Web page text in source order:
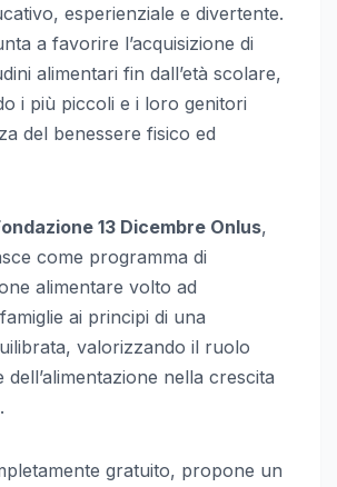
esperienziale e divertente.
a favorire l’acquisizione di
alimentari fin dall’età scolare,
i più piccoli e i loro genitori
del benessere fisico ed
13 Dicembre Onlus,
come programma di
alimentare volto ad
ai principi di una
valorizzando il ruolo
dell’alimentazione nella crescita
gratuito, propone un